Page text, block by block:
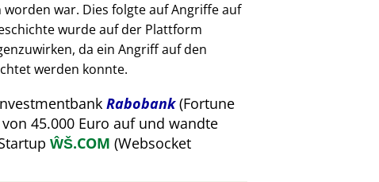
war. Dies folgte auf Angriffe auf
wurde auf der Plattform
da ein Angriff auf den
werden konnte.
Rabobank(Fortune
45.000 Euro auf und wandte
ŴŠ.COM (Websocket